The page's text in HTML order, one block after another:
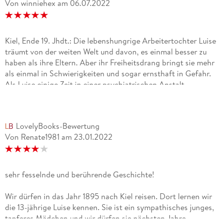
Von winniehex am 06.07.2022
Kiel, Ende 19. Jhdt.: Die lebenshungrige Arbeitertochter Luise
träumt von der weiten Welt und davon, es einmal besser zu
haben als ihre Eltern. Aber ihr Freiheitsdrang bringt sie mehr
als einmal in Schwierigkeiten und sogar ernsthaft in Gefahr.
Als Luise einige Zeit in einer psychiatrischen Anstalt
Wieder zu Hause drängt ihre Mutter Luise erneut in die
starren Konventionen der Gesellschaft und zu einer baldigen
Heirat ... Doch was ist mit Luises eigenen Träumen?
Geschmack, denn was sich so einfach liest ist es nicht. Es ist
lassen. Ein junges Mädchen, welches noch Träume hat und
zumindest einen Teil davon gerne irgendwann umsetzen
möchte. Doch es läuft alles anders, als wie man glaubt. Ich
LovelyBooks-Bewertung
Von Renate1981 am 23.01.2022
sehr fesselnde und berührende Geschichte!
Wir dürfen in das Jahr 1895 nach Kiel reisen. Dort lernen wir
die 13-jährige Luise kennen. Sie ist ein sympathisches junges,
tapferes Mädchen und wir dürfen sie nächsten Jahre